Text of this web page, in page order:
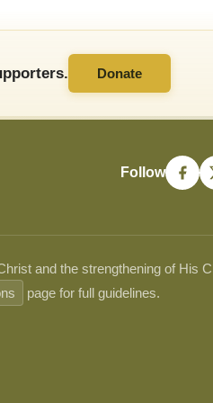
Donate
Follow
and the strengthening of His
page for full guidelines.